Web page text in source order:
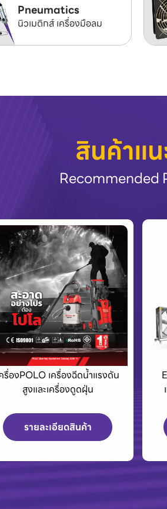
Pneumatics
นิวเมติกส์ เครื่องมือลม
สินค้าแน
Recommended
Eurovent พัดลมอุตสาหกรรม
และพัดลมระบายอากาศพร้อม
รายละเอียดสินค้า